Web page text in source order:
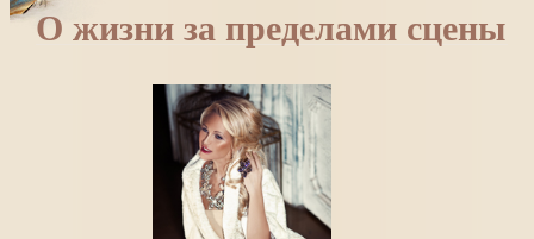
О жизни за пределами сцены